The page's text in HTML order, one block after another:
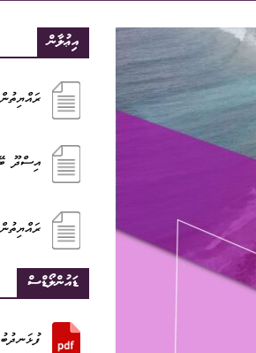
އިޢުލާން
އިސްދޫ
ޑައުންލޯޑްސް
ފުޅަނދުބުރު 1446 ގެ